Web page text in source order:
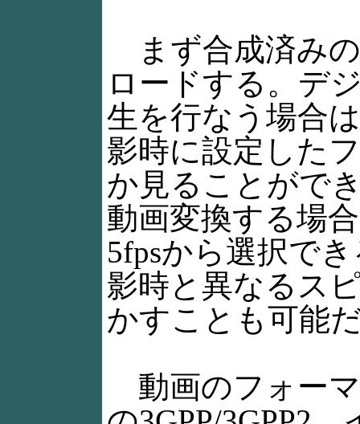
まず合成済み
ロードする。デ
生を行なう場合
影時に設定した
か見ることがで
動画変換する場
5fpsから選択で
影時と異なるス
かすことも可能
動画のフォー